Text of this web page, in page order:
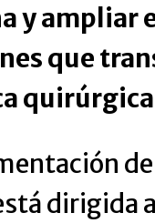
y ampliar
que
quirúrgica
dirigida a